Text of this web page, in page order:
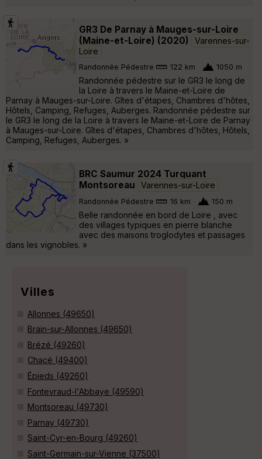
GR3 De Parnay à Mauges-sur-Loire
(Maine-et-Loire) (2020)
Varennes-sur-
Loire
Randonnée Pédestre 122 km 1050 m
Randonnée pédestre sur le GR3 le long de
la Loire à travers le Maine-et-Loire de
Parnay à Mauges-sur-Loire. Gîtes d'étapes, Chambres d'hôtes,
Hôtels, Camping, Refuges, Auberges. Randonnée pédestre sur
le GR3 le long de la Loire à travers le Maine-et-Loire de Parnay
à Mauges-sur-Loire. Gîtes d'étapes, Chambres d'hôtes, Hôtels,
Camping, Refuges, Auberges. »
BRC Saumur 2024 Turquant
Montsoreau
Varennes-sur-Loire
Randonnée Pédestre 16 km 150 m
Belle randonnée en bord de Loire , avec
des villages typiques en pierre blanche
avec des maisons troglodytes et passages
dans les vignobles. »
Villes
Allonnes (49650)
Brain-sur-Allonnes (49650)
Brézé (49260)
Chacé (49400)
Épieds (49260)
Fontevraud-l'Abbaye (49590)
Montsoreau (49730)
Parnay (49730)
Saint-Cyr-en-Bourg (49260)
Saint-Germain-sur-Vienne (37500)